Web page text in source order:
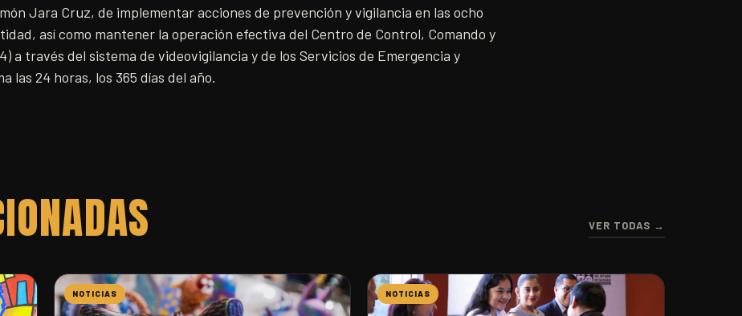
Jara Cruz, de implementar acciones de prevención y vigilancia en las ocho
así como mantener la operación efectiva del Centro de Control, Comando y
a través del sistema de videovigilancia y de los Servicios de Emergencia y
las 24 horas, los 365 días del año.
VER TODAS →
NOTICIAS NOTICIAS